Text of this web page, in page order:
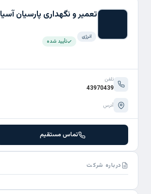
تعمیر و نگهداری پارسیان آسیا
انرژی
تأیید شده
تلفن
43970439
آدرس
تماس مستقیم
درباره شرکت